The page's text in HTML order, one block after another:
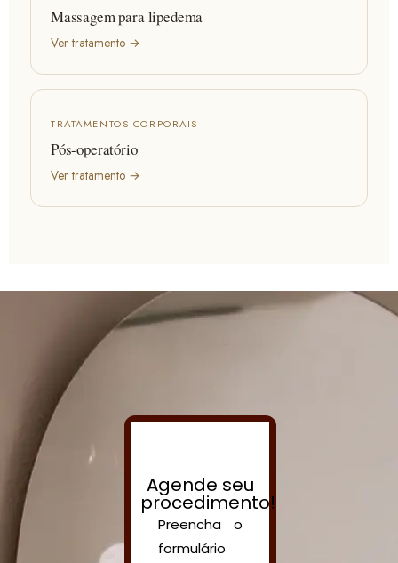
Massagem para lipedema
Ver tratamento →
TRATAMENTOS CORPORAIS
Pós-operatório
Ver tratamento →
Agende seu
procedimento!
Preencha o
formulário